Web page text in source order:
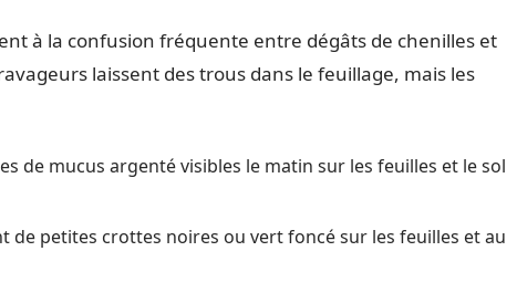
à la confusion fréquente entre dégâts de chenilles et
laissent des trous dans le feuillage, mais les
de mucus argenté visibles le matin sur les feuilles et le sol
de petites crottes noires ou vert foncé sur les feuilles et au